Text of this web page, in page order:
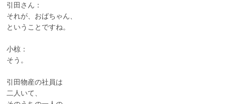
引田さん：
それが、おばちゃん、
ということですね。
小椋：
そう。
引田物産の社員は
二人いて、